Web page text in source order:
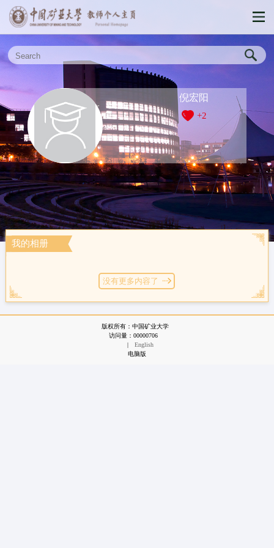
倪宏阳
+2
我的相册
没有更多内容了
版权所有：中国矿业大学
访问量： 00000706
|
English
电脑版